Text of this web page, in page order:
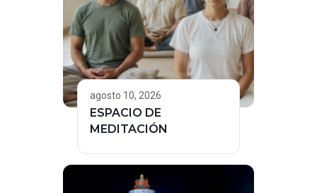
agosto 10, 2026
ESPACIO DE
MEDITACIÓN